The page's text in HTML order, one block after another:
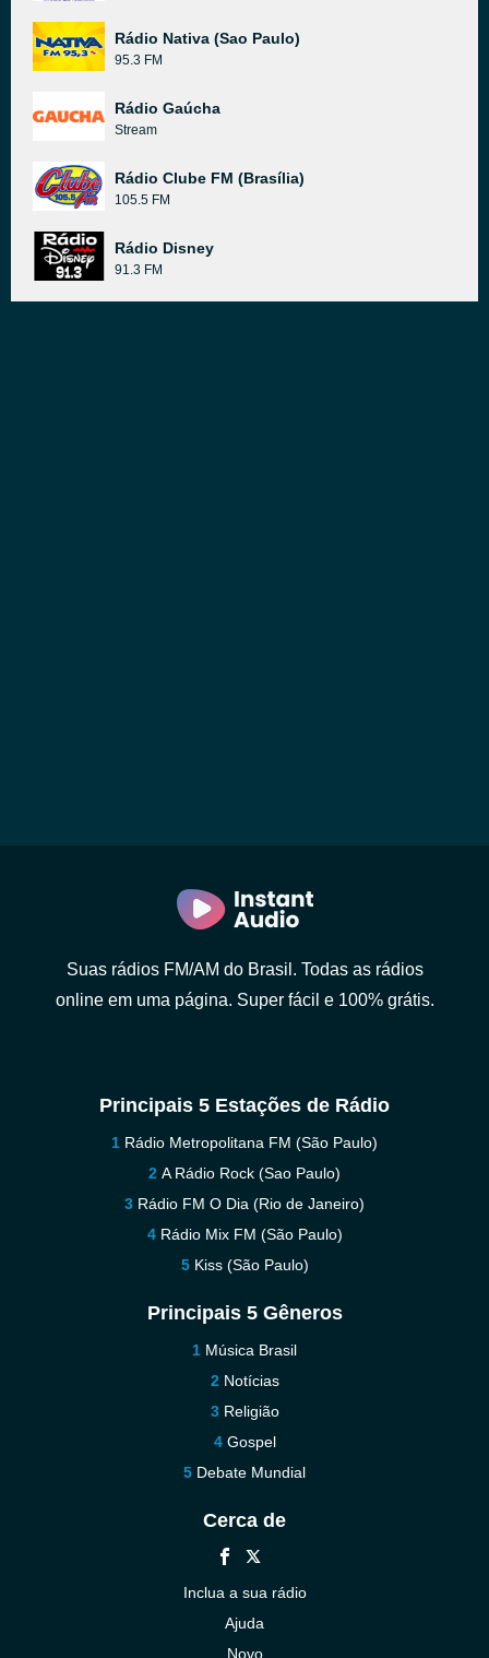
Rádio Nativa (Sao Paulo)
95.3 FM
Rádio Gaúcha
Stream
Rádio Clube FM (Brasília)
105.5 FM
Rádio Disney
91.3 FM
Suas rádios FM/AM do Brasil. Todas as rádios
online em uma página. Super fácil e 100% grátis.
Principais 5 Estações de Rádio
Rádio Metropolitana FM (São Paulo)
A Rádio Rock (Sao Paulo)
Rádio FM O Dia (Rio de Janeiro)
Rádio Mix FM (São Paulo)
Kiss (São Paulo)
Principais 5 Gêneros
Música Brasil
Notícias
Religião
Gospel
Debate Mundial
Cerca de
Inclua a sua rádio
Ajuda
Novo